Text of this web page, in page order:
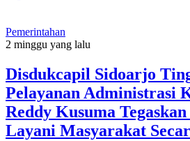
Pemerintahan
2 minggu yang lalu
Disdukcapil Sidoarjo
Pelayanan Administrasi
Reddy Kusuma
Layani Masyarakat